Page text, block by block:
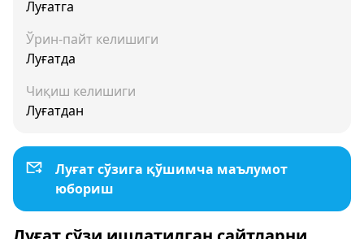
Луғатга
Ўрин-пайт келишиги
Луғатда
Чиқиш келишиги
Луғатдан
Луғат сўзига қўшимча маълумот
юбориш